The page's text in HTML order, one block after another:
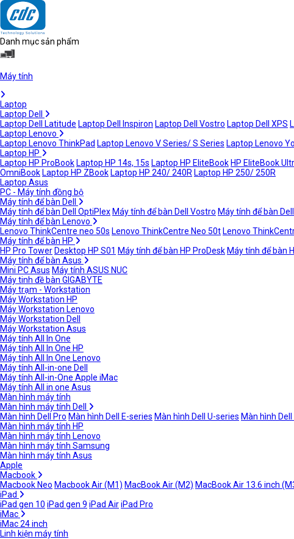
Danh mục sản phẩm
Máy tính
Laptop
Laptop Dell
Laptop Dell Latitude Laptop Dell Inspiron Laptop Dell Vostro Laptop Dell XPS
Laptop Lenovo
Laptop Lenovo ThinkPad Laptop Lenovo V Series/ S Series Laptop Lenovo
Laptop HP
Laptop HP ProBook Laptop HP 14s, 15s Laptop HP EliteBook HP EliteBook
OmniBook Laptop HP ZBook Laptop HP 240/ 240R Laptop HP 250/ 250R
Laptop Asus
PC - Máy tính đồng bộ
Máy tính để bàn Dell
Máy tính để bàn Dell OptiPlex Máy tính để bàn Dell Vostro Máy tính để bàn
Máy tính để bàn Lenovo
Lenovo ThinkCentre neo 50s Lenovo ThinkCentre Neo 50t Lenovo
Máy tính để bàn HP
HP Pro Tower Desktop HP S01 Máy tính để bàn HP ProDesk Máy tính để bàn
Máy tính để bàn Asus
Mini PC Asus Máy tính ASUS NUC
Máy tinh đề bàn GIGABYTE
Máy trạm - Workstation
Máy Workstation HP
Máy Workstation Lenovo
Máy Workstation Dell
Máy Workstation Asus
Máy tính All In One
Máy tính All In One HP
Máy tính All In One Lenovo
Máy tính All-in-one Dell
Máy tính All-in-One Apple iMac
Máy tính All in one Asus
Màn hình máy tính
Màn hình máy tính Dell
Màn hình Dell Pro Màn hình Dell E-series Màn hình Dell U-series Màn hình
Màn hình máy tính HP
Màn hình máy tính Lenovo
Màn hình máy tính Samsung
Màn hình máy tính Asus
Apple
Macbook
Macbook Neo Macbook Air (M1) MacBook Air (M2) MacBook Air 13.6 inch
iPad
iPad gen 10 iPad gen 9 iPad AiriPad Pro
iMac
iMac 24 inch
Linh kiện máy tính